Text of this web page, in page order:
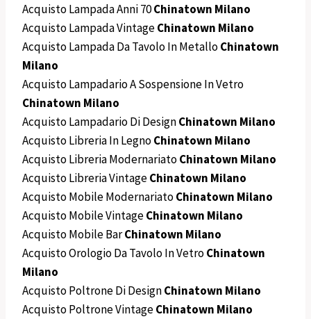
Acquisto Lampada Anni 70Chinatown Milano
Acquisto Lampada VintageChinatown Milano
Acquisto Lampada Da Tavolo In MetalloChinatown
Milano
Acquisto Lampadario A Sospensione In Vetro
Chinatown Milano
Acquisto Lampadario Di DesignChinatown Milano
Acquisto Libreria In LegnoChinatown Milano
Acquisto Libreria ModernariatoChinatown Milano
Acquisto Libreria VintageChinatown Milano
Acquisto Mobile ModernariatoChinatown Milano
Acquisto Mobile VintageChinatown Milano
Acquisto Mobile BarChinatown Milano
Acquisto Orologio Da Tavolo In VetroChinatown
Milano
Acquisto Poltrone Di DesignChinatown Milano
Acquisto Poltrone VintageChinatown Milano